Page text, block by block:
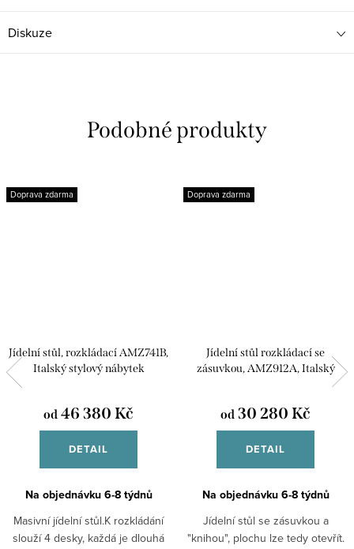
Diskuze
Doprava zdarma
Jídelní stůl, rozkládací AMZ741B,
Italský stylový nábytek
od 46 380 Kč
DETAIL
Na objednávku 6-8 týdnů
Masivní jídelní stůl.K rozkládání
slouží 4 desky, každá je dlouhá
Doprava zdarma
Jídelní stůl rozkládací se
zásuvkou, AMZ912A, Italský
od 30 280 Kč
DETAIL
Na objednávku 6-8 týdnů
Jídelní stůl se zásuvkou a
"knihou", plochu lze tedy otevřít.